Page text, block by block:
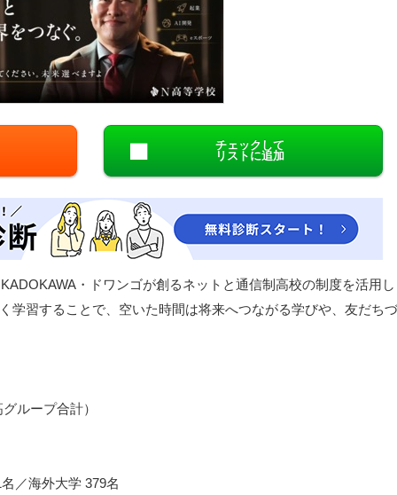
閉じる
チェックして
リストに追加
・ドワンゴが創るネットと通信制高校の制度を活用し
学習することで、空いた時間は将来へつながる学びや、友だちづ
ループ合計）
／海外大学 379名